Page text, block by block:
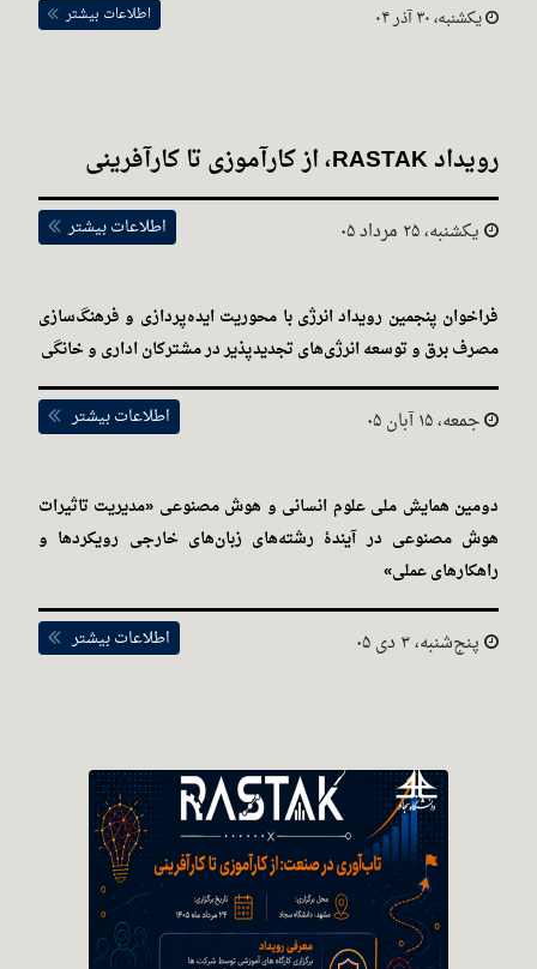
یکشنبه، ۳۰ آذر ۰۴
اطلاعات بیشتر
رویداد RASTAK، از کارآموزی تا کارآفرینی
یکشنبه، ۲۵ مرداد ۰۵ اطلاعات بیشتر
فراخوان پنجمین رویداد انرژی با محوریت ایده‌پردازی و فرهنگ‌سازی
مصرف برق و توسعه انرژی‌های تجدیدپذیر در مشترکان اداری و خانگی
جمعه، ۱۵ آبان ۰۵ اطلاعات بیشتر
دومین همایش ملی علوم انسانی و هوش مصنوعی «مدیریت تاثیرات
هوش مصنوعی در آیندهٔ رشته‌های زبان‌های خارجی رویکردها و
راهکارهای عملی»
پنج‌شنبه، ۳ دی ۰۵ اطلاعات بیشتر